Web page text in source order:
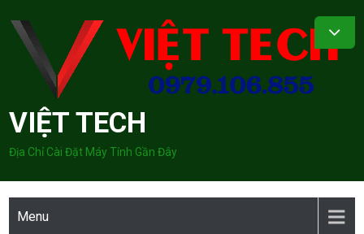
content
VIỆT TECH
Địa Chỉ Cài Đặt Máy Tính Gần Đây
Menu